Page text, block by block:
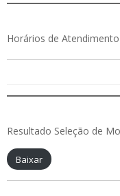
Horários de
Resultado Seleção de
Baixar